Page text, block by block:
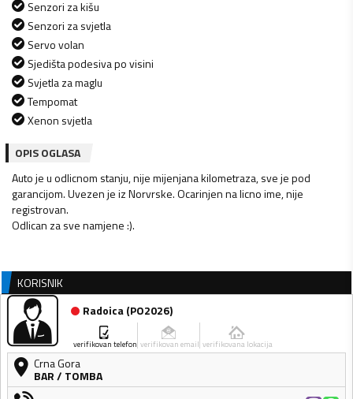
Senzori za kišu
Senzori za svjetla
Servo volan
Sjedišta podesiva po visini
Svjetla za maglu
Tempomat
Xenon svjetla
OPIS OGLASA
Auto je u odlicnom stanju, nije mijenjana kilometraza, sve je pod
garancijom. Uvezen je iz Norvrske. Ocarinjen na licno ime, nije
registrovan.
Odlican za sve namjene :).
KORISNIK
Radoica(PO2026)
verifikovan telefon verifikovan email verifikovana lokacija
Crna Gora
BAR/ TOMBA